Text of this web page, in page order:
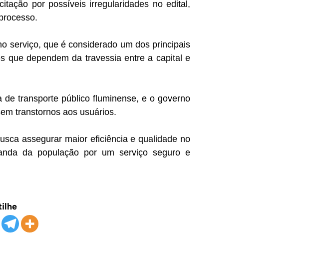
por possíveis irregularidades no edital,
serviço, que é considerado um dos principais
que dependem da travessia entre a capital e
transporte público fluminense, e o governo
transtornos aos usuários.
assegurar maior eficiência e qualidade no
da população por um serviço seguro e